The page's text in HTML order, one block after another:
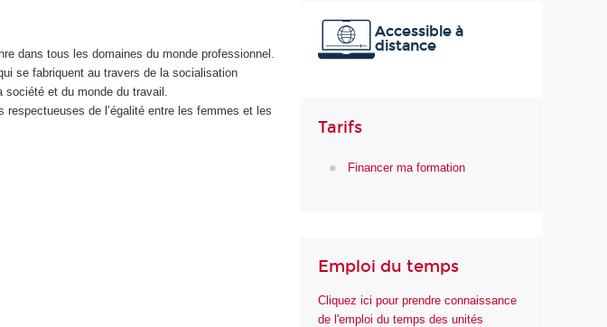
dans tous les domaines du monde professionnel.
se fabriquent au travers de la socialisation
et du monde du travail.
respectueuses de l’égalité entre les femmes et les
Accessible à
distance
Tarifs
Financer ma formation
Emploi du temps
Cliquez ici pour prendre connaissance
de l'emploi du temps des unités